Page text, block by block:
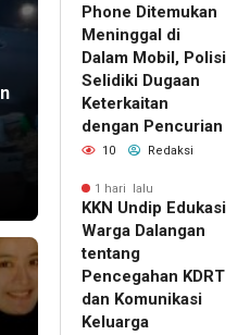
Phone Ditemukan
Meninggal di
Dalam Mobil, Polisi
Selidiki Dugaan
Keterkaitan
dengan Pencurian
10 Redaksi
1 hari lalu
KKN Undip Edukasi
Warga Dalangan
tentang
Pencegahan KDRT
dan Komunikasi
Keluarga